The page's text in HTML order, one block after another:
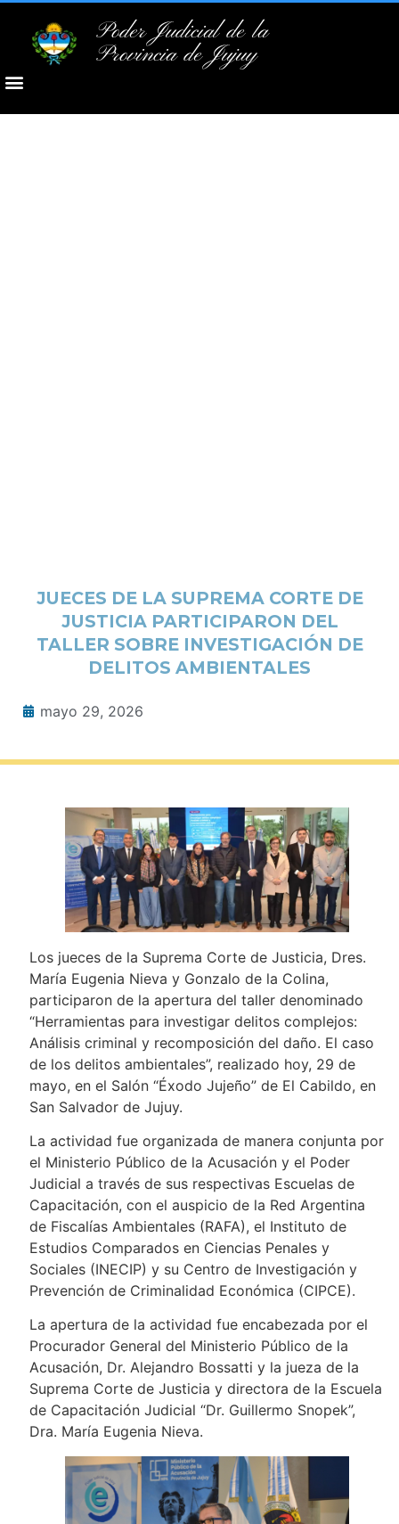
Poder Judicial de la
Provincia de Jujuy
JUECES DE LA SUPREMA CORTE DE
JUSTICIA PARTICIPARON DEL
TALLER SOBRE INVESTIGACIÓN DE
DELITOS AMBIENTALES
mayo 29, 2026
Los jueces de la Suprema Corte de Justicia, Dres.
María Eugenia Nieva y Gonzalo de la Colina,
participaron de la apertura del taller denominado
“Herramientas para investigar delitos complejos:
Análisis criminal y recomposición del daño. El caso
de los delitos ambientales”, realizado hoy, 29 de
mayo, en el Salón “Éxodo Jujeño” de El Cabildo, en
San Salvador de Jujuy.
La actividad fue organizada de manera conjunta por
el Ministerio Público de la Acusación y el Poder
Judicial a través de sus respectivas Escuelas de
Capacitación, con el auspicio de la Red Argentina
de Fiscalías Ambientales (RAFA), el Instituto de
Estudios Comparados en Ciencias Penales y
Sociales (INECIP) y su Centro de Investigación y
Prevención de Criminalidad Económica (CIPCE).
La apertura de la actividad fue encabezada por el
Procurador General del Ministerio Público de la
Acusación, Dr. Alejandro Bossatti y la jueza de la
Suprema Corte de Justicia y directora de la Escuela
de Capacitación Judicial “Dr. Guillermo Snopek”,
Dra. María Eugenia Nieva.